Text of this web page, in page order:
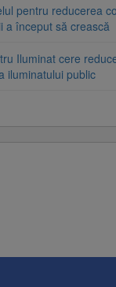
pentru reducerea
a început să crească
Iluminat cere
iluminatului public